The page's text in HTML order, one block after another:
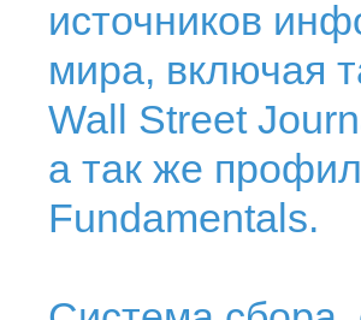
источников
мира, включая
Wall Street
а так же
Fundamentals.